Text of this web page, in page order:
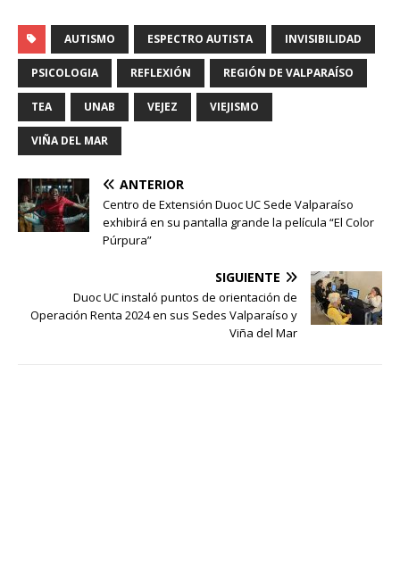
AUTISMO ESPECTRO AUTISTA INVISIBILIDAD
PSICOLOGIA REFLEXIÓN REGIÓN DE VALPARAÍSO
TEA UNAB VEJEZ VIEJISMO
VIÑA DEL MAR
ANTERIOR
Centro de Extensión Duoc UC Sede Valparaíso
exhibirá en su pantalla grande la película “El Color
Púrpura”
SIGUIENTE
Duoc UC instaló puntos de orientación de
Operación Renta 2024 en sus Sedes Valparaíso y
Viña del Mar